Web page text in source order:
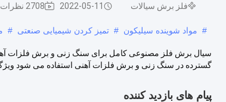
فلز برش سیالات 2022-05-11 2708 نظرات
# مواد شوینده سیلیکون # تمیز کردن شیمیایی صنعتی #
سیال برش فلز مصنوعی کامل برای سنگ زنی و برش فلزات
گسترده در سنگ زنی و برش فلزات آهنی استفاده می شود ویژگی
پیام های بازدید کننده